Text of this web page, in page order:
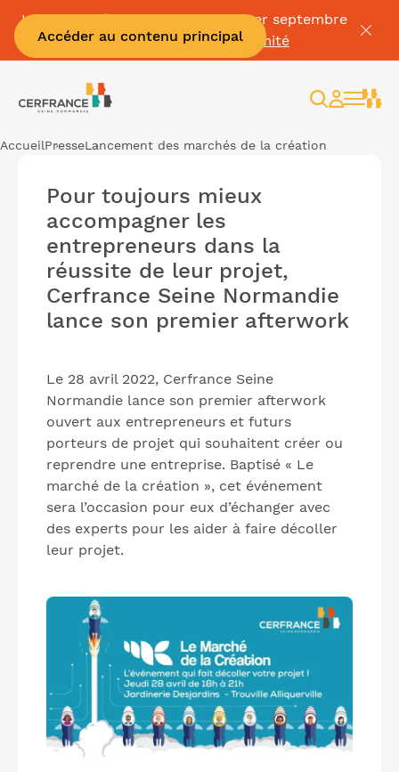
Accéder au contenu principal
La Facture électronique c'est le 1er septembre
👉Mettez vous en conformité
Rechercher
Espace
AccueilPresseLancement des marchés de la création
Pour toujours mieux
accompagner les
entrepreneurs dans la
réussite de leur projet,
Cerfrance Seine Normandie
lance son premier afterwork
Le 28 avril 2022, Cerfrance Seine
Normandie lance son premier afterwork
ouvert aux entrepreneurs et futurs
porteurs de projet qui souhaitent créer ou
reprendre une entreprise. Baptisé « Le
marché de la création », cet événement
sera l’occasion pour eux d’échanger avec
des experts pour les aider à faire décoller
leur projet.